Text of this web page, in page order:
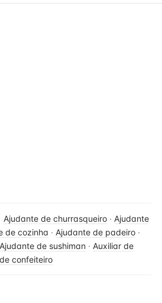
Ajudante de churrasqueiro · Ajudante
de cozinha · Ajudante de padeiro ·
Ajudante de sushiman · Auxiliar de
confeiteiro